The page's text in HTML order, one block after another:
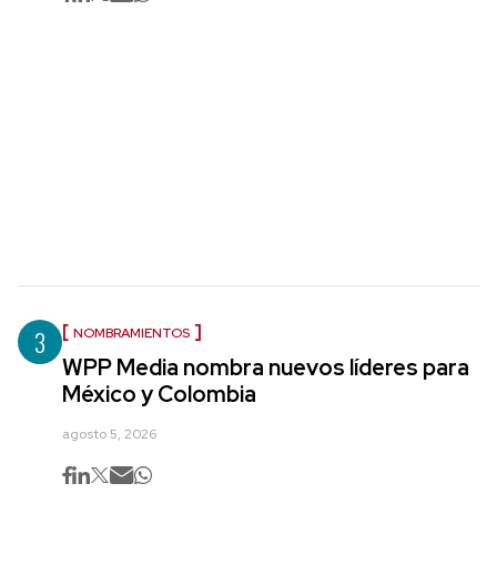
3 NOMBRAMIENTOS
WPP Media nombra nuevos líderes para
México y Colombia
agosto 5, 2026